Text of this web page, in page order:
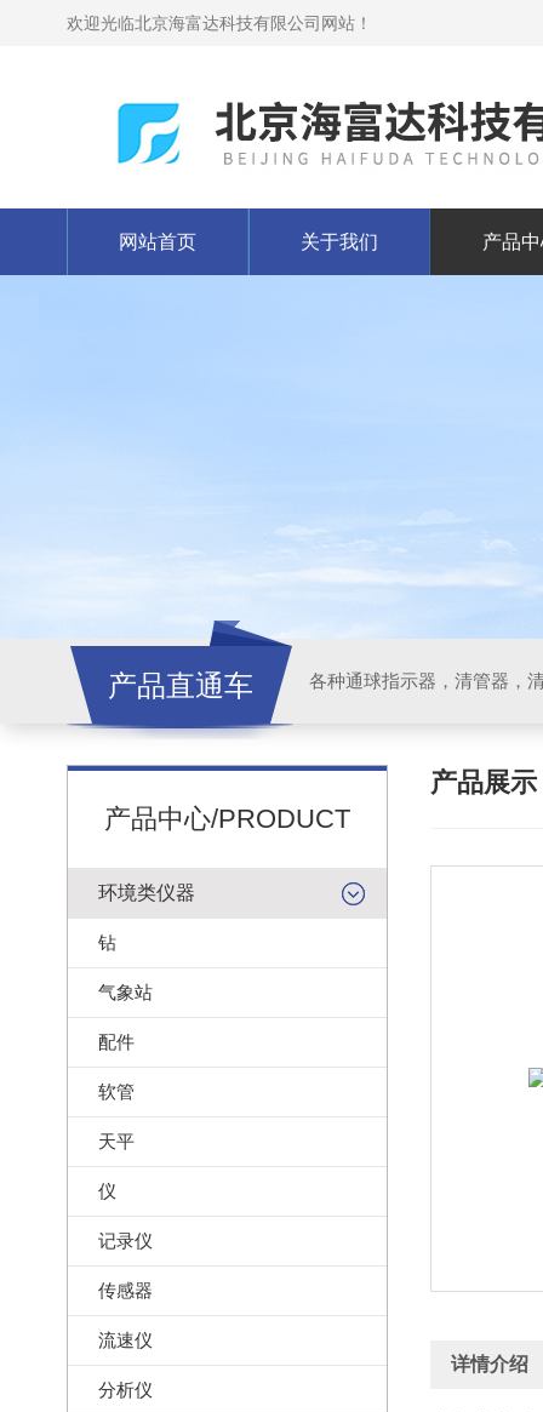
欢迎光临北京海富达科技有限公司网站！
网站首页 关于我们 产品
产品直通车 各种通球指示器，清管器，
产品中心/PRODUCT
环境类仪器
钻
气象站
配件
软管
天平
仪
记录仪
传感器
流速仪
分析仪
产品展示
详情介绍